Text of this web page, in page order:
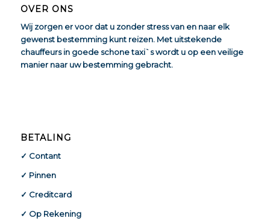
OVER ONS
Wij zorgen er voor dat u zonder stress van en naar elk
gewenst bestemming kunt reizen. Met uitstekende
chauffeurs in goede schone taxi`s wordt u op een veilige
manier naar uw bestemming gebracht.
BETALING
✓ Contant
✓ Pinnen
✓ Creditcard
✓ Op Rekening